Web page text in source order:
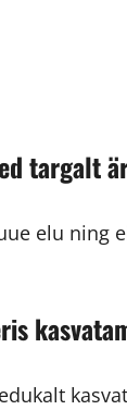
targalt
elu ning